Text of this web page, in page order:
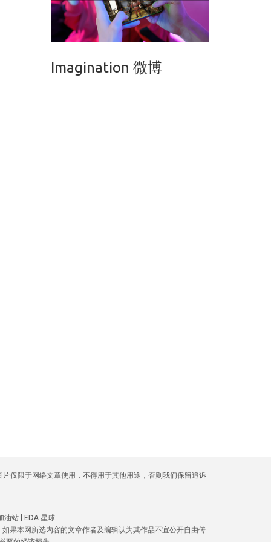
Imagination 微博
仅限于网络文章使用，不得用于其他用途，否则我们保留追诉
油站
EDA 星球
果本网所选内容的文章作者及编辑认为其作品不宜公开自由传